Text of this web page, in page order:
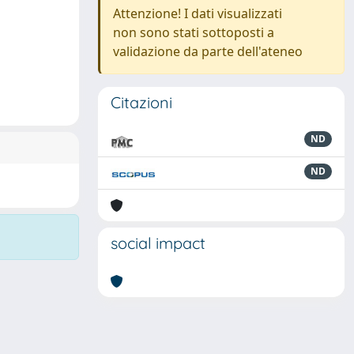
Attenzione! I dati visualizzati
non sono stati sottoposti a
validazione da parte dell'ateneo
Citazioni
ND
ND
social impact